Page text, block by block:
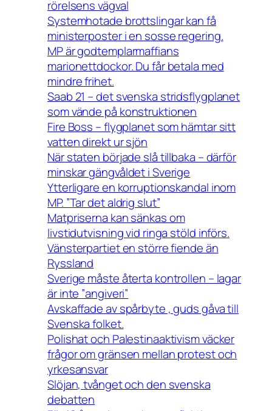
rörelsens vägval
Systemhotade brottslingar kan få
ministerposter i en sosse regering.
MP är godtemplarmaffians
marionettdockor. Du får betala med
mindre frihet.
Saab 21 – det svenska stridsflygplanet
som vände på konstruktionen
Fire Boss – flygplanet som hämtar sitt
vatten direkt ur sjön
När staten började slå tillbaka – därför
minskar gängvåldet i Sverige
Ytterligare en korruptionskandal inom
MP. ”Tar det aldrig slut”
Matpriserna kan sänkas om
livstidutvisning vid ringa stöld införs.
Vänsterpartiet en större fiende än
Ryssland
Sverige måste återta kontrollen – lagar
är inte ”angiveri”
Avskaffade av spårbyte , guds gåva till
Svenska folket.
Polishat och Palestinaaktivism väcker
frågor om gränsen mellan protest och
yrkesansvar
Slöjan, tvånget och den svenska
debatten